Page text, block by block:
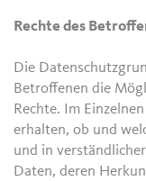
Rechte des
Die
Betroffenen die
Rechte. Im
erhalten, ob und
und in
Daten, deren